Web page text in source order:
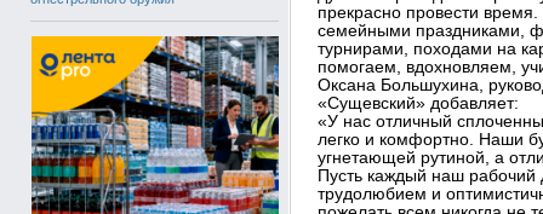
прекрасно провести
семейными праздниками,
турнирами, походами на
помогаем, вдохновляем,
Оксана Большухина,
«Сущевский» добавляет:
«У нас отличный
легко и комфортно. Наши
угнетающей рутиной, а
Пусть каждый наш рабочий
трудолюбием и